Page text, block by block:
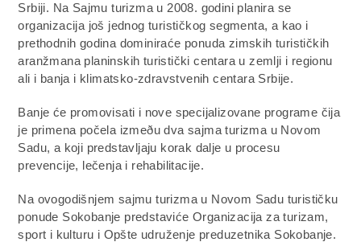
Srbiji. Na Sajmu turizma u 2008. godini planira se
organizacija još jednog turističkog segmenta, a kao i
prethodnih godina dominiraće ponuda zimskih turističkih
aranžmana planinskih turistički centara u zemlji i regionu
ali i banja i klimatsko-zdravstvenih centara Srbije.
Banje će promovisati i nove specijalizovane programe čija
je primena počela izmeðu dva sajma turizma u Novom
Sadu, a koji predstavljaju korak dalje u procesu
prevencije, lečenja i rehabilitacije.
Na ovogodišnjem sajmu turizma u Novom Sadu turističku
ponude Sokobanje predstaviće Organizacija za turizam,
sport i kulturu i Opšte udruženje preduzetnika Sokobanje.